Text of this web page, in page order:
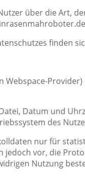
über die Art,
finden
Webspace-
Datum und
des
nur für
jedoch vor, die
Nutzung